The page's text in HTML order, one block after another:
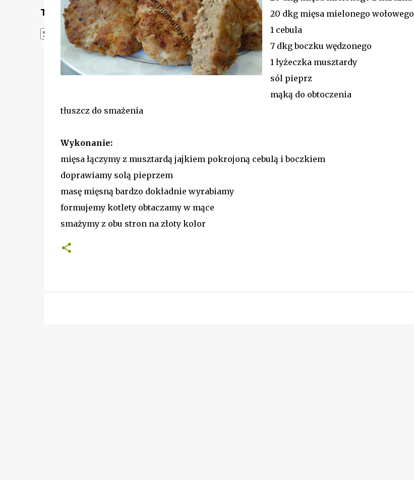
Translate
Powered by Translate
20 dkg mięsa mielonego wołowego
1 cebula
7 dkg boczku wędzonego
1 łyżeczka musztardy
sól pieprz
mąką do obtoczenia
tłuszcz do smażenia
Wykonanie:
mięsa łączymy z musztardą jajkiem pokrojoną cebulą i boczkiem
doprawiamy solą pieprzem
masę mięsną bardzo dokładnie wyrabiamy
formujemy kotlety obtaczamy w mące
smażymy z obu stron na złoty kolor